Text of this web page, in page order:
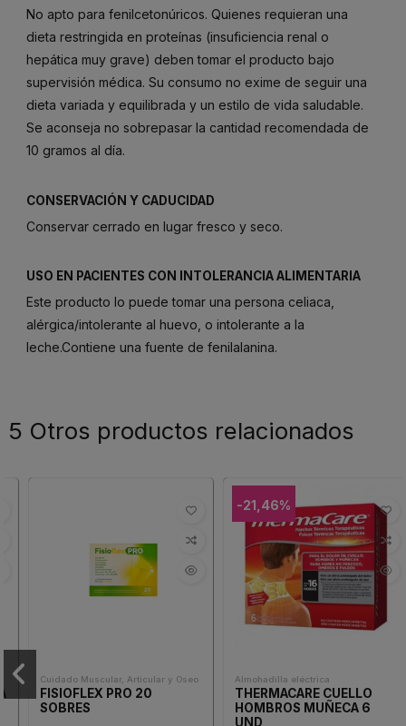
No apto para fenilcetonúricos. Quienes requieran una
dieta restringida en proteínas (insuficiencia renal o
hepática muy grave) deben tomar el producto bajo
supervisión médica. Su consumo no exime de seguir una
dieta variada y equilibrada y un estilo de vida saludable.
Se aconseja no sobrepasar la cantidad recomendada de
10 gramos al día.
CONSERVACIÓN Y CADUCIDAD
Conservar cerrado en lugar fresco y seco.
USO EN PACIENTES CON INTOLERANCIA ALIMENTARIA
Este producto lo puede tomar una persona celiaca,
alérgica/intolerante al huevo, o intolerante a la
leche.Contiene una fuente de fenilalanina.
5 Otros productos relacionados
Cuidado Muscular, Articular y Oseo
FISIOFLEX PRO 20
SOBRES
-21,46%
Almohadilla eléctrica
THERMACARE CUELLO
HOMBROS MUÑECA 6
UND